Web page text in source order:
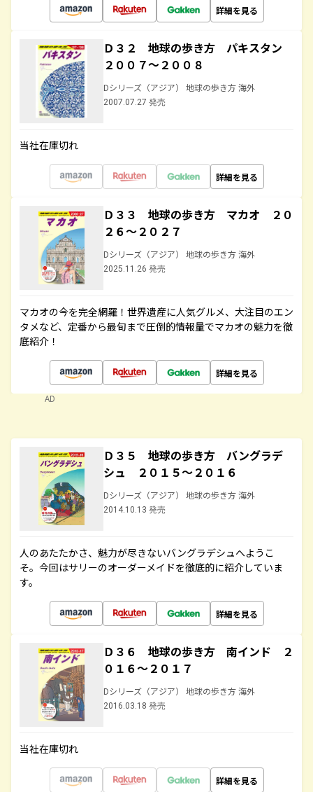
詳細を見る
Ｄ３２ 地球の歩き方 パキスタン
２００７～２００８
Dシリーズ（アジア） 地球の歩き方 海外
2007.07.27 発売
当社在庫切れ
詳細を見る
Ｄ３３ 地球の歩き方 マカオ ２０
２６～２０２７
Dシリーズ（アジア） 地球の歩き方 海外
2025.11.26 発売
マカオの今を完全網羅！世界遺産に人気グルメ、大注目のエン
タメなど、定番から最旬まで圧倒的情報量でマカオの魅力を徹
底紹介！
詳細を見る
AD
Ｄ３５ 地球の歩き方 バングラデ
シュ ２０１５～２０１６
Dシリーズ（アジア） 地球の歩き方 海外
2014.10.13 発売
人のあたたかさ、魅力が尽きないバングラデシュへようこ
そ。今回はサリーのオーダーメイドを徹底的に紹介していま
す。
詳細を見る
Ｄ３６ 地球の歩き方 南インド ２
０１６～２０１７
Dシリーズ（アジア） 地球の歩き方 海外
2016.03.18 発売
当社在庫切れ
詳細を見る